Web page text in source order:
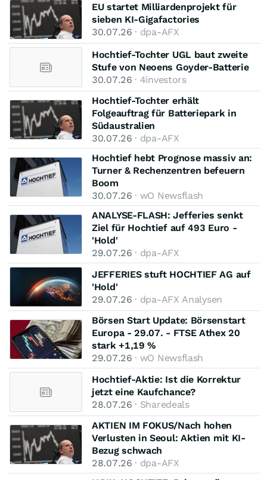
EU startet Milliardenprojekt für
sieben KI-Gigafactories
30.07.26 · dpa-AFX
Hochtief-Tochter UGL baut zweite
Stufe von Neoens Goyder-Batterie
30.07.26 · 4investors
Hochtief-Tochter erhält
Folgeauftrag für Batteriepark in
Südaustralien
30.07.26 · dpa-AFX
Hochtief hebt Prognose massiv an:
Turner & Rechenzentren befeuern
Boom
30.07.26 · wO Newsflash
ANALYSE-FLASH: Jefferies senkt
Ziel für Hochtief auf 493 Euro -
'Hold'
29.07.26 · dpa-AFX
JEFFERIES stuft HOCHTIEF AG auf
'Hold'
29.07.26 · dpa-AFX Analysen
Börsen Start Update: Börsenstart
Europa - 29.07. - FTSE Athex 20
stark +1,19 %
29.07.26 · wO Newsflash
Hochtief-Aktie: Ist die Korrektur
jetzt eine Kaufchance?
28.07.26 · Sharedeals
AKTIEN IM FOKUS/Nach hohen
Verlusten in Seoul: Aktien mit KI-
Bezug schwach
28.07.26 · dpa-AFX